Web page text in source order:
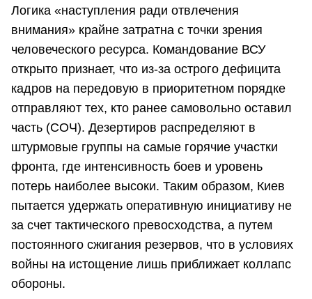
Логика «наступления ради отвлечения
внимания» крайне затратна с точки зрения
человеческого ресурса. Командование ВСУ
открыто признает, что из-за острого дефицита
кадров на передовую в приоритетном порядке
отправляют тех, кто ранее самовольно оставил
часть (СОЧ). Дезертиров распределяют в
штурмовые группы на самые горячие участки
фронта, где интенсивность боев и уровень
потерь наиболее высоки. Таким образом, Киев
пытается удержать оперативную инициативу не
за счет тактического превосходства, а путем
постоянного сжигания резервов, что в условиях
войны на истощение лишь приближает коллапс
обороны.